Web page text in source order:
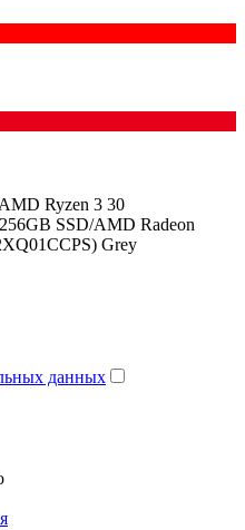
Ryzen 3 30
SSD/AMD Radeon
Grey
данных